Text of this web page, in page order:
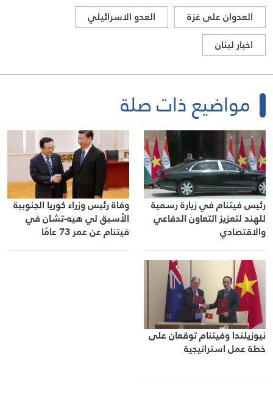
العدوان على غزة
العدو الاسرائيلي
اخبار لبنان
مواضيع ذات صلة
رئيس فيتنام في زيارة رسمية
للهند لتعزيز التعاون الدفاعي
والاقتصادي
وفاة رئيس وزراء كوريا الجنوبية
الأسبق لي هيه-تشان في
فيتنام عن عمر 73 عامًا
نيوزيلندا وفيتنام توقعان على
خطة عمل استراتيجية